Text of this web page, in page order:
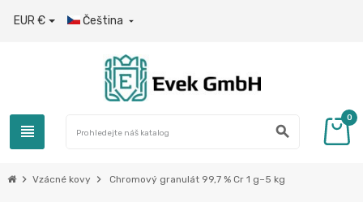
EUR € Čeština 
view_headline search
0
chevron_right Vzácné kovy chevron_right Chromový granulát 99,7 % Cr 1 g–5 kg